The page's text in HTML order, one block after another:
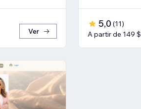
Ver
5,0 (11)
A partir de 149 $